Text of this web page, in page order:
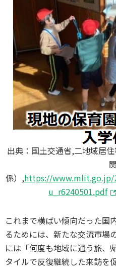
出典：国土交通省,二地域居
関
係）,https://
u_r6240501.pdf
これまで横ばい傾向だった国
るためには、新たな交流市場
には「何度も地域に通う旅、
タイルで反復継続した来訪を